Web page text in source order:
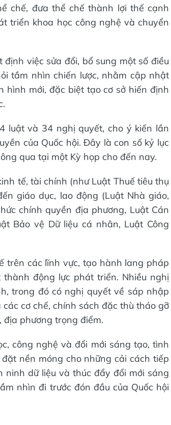
chế, đưa thể chế thành lợi thế cạnh
triển khoa học công nghệ và chuyển
việc sửa đổi, bổ sung một số điều
tầm nhìn chiến lược, nhằm cập nhật
mới, đặc biệt tạo cơ sở hiến định
luật và 34 nghị quyết, cho ý kiến lần
của Quốc hội. Đây là con số kỷ lục
qua tại một Kỳ họp cho đến nay.
tế, tài chính (như Luật Thuế tiêu thụ
giáo dục, lao động (Luật Nhà giáo,
chính quyền địa phương, Luật Cán
Bảo vệ Dữ liệu cá nhân, Luật Công
trên các lĩnh vực, tạo hành lang pháp
động lực phát triển. Nhiều nghị
trong đó có nghị quyết về sáp nhập
cơ chế, chính sách đặc thù tháo gỡ
phương trọng điểm.
công nghệ và đổi mới sáng tạo, tình
nền móng cho những cải cách tiếp
ninh dữ liệu và thúc đẩy đổi mới sáng
nhìn đi trước đón đầu của Quốc hội